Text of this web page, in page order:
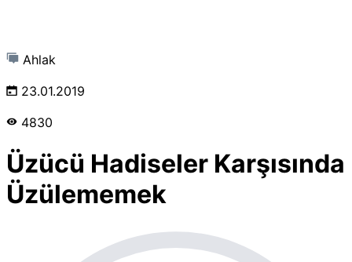
Ahlak
23.01.2019
4830
Üzücü Hadiseler Karşısında
Üzülememek